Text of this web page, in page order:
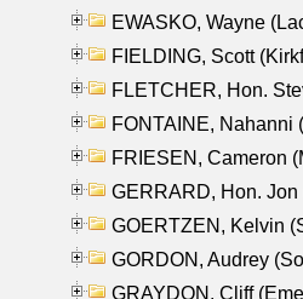
EWASKO, Wayne
FIELDING, Scott
FLETCHER, Hon.
FONTAINE, Nahanni
FRIESEN, Cameron
GERRARD, Hon.
GOERTZEN, Kelvin
GORDON, Audrey
GRAYDON, Cliff